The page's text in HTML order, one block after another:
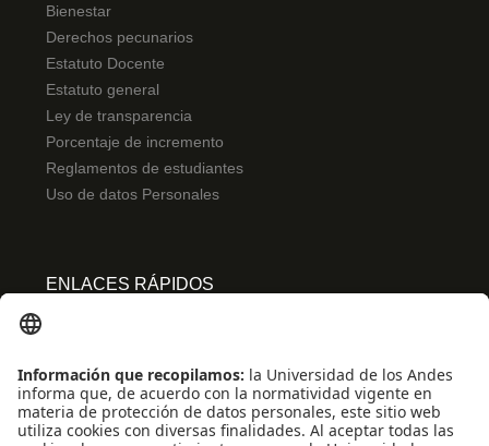
Bienestar
Derechos pecunarios
Estatuto Docente
Estatuto general
Ley de transparencia
Porcentaje de incremento
Reglamentos de estudiantes
Uso de datos Personales
ENLACES RÁPIDOS
Convivencia y transparencia
Emergencias: Extensión 0000
Eventos destacados